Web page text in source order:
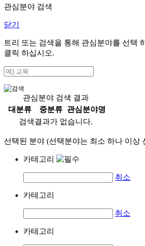
관심분야 검색
닫기
트리 또는 검색을 통해 관심분야를 선택
클릭 하십시오.
관심분야 검색 결과
대분류
중분류
관심분야명
검색결과가 없습니다.
선택된 분야 (선택분야는 최소 하나 이상
카테고리
취소
카테고리
취소
카테고리